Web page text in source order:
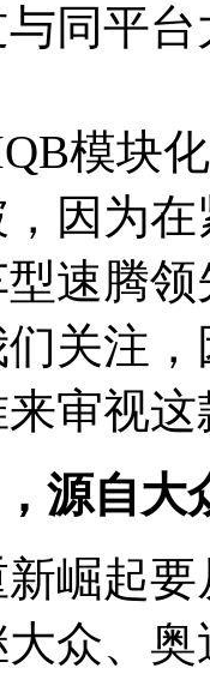
同平
模块
因为
速腾
关注
审视
源自大
崛起
众、